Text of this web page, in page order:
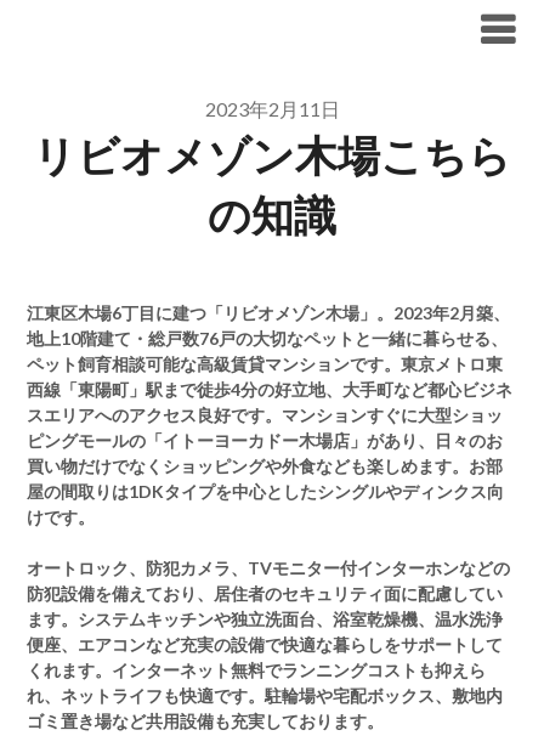
2023年2月11日
リビオメゾン木場こちら
の知識
江東区木場6丁目に建つ「リビオメゾン木場」。2023年2月築、
地上10階建て・総戸数76戸の大切なペットと一緒に暮らせる、
ペット飼育相談可能な高級賃貸マンションです。東京メトロ東
西線「東陽町」駅まで徒歩4分の好立地、大手町など都心ビジネ
スエリアへのアクセス良好です。マンションすぐに大型ショッ
ピングモールの「イトーヨーカドー木場店」があり、日々のお
買い物だけでなくショッピングや外食なども楽しめます。お部
屋の間取りは1DKタイプを中心としたシングルやディンクス向
けです。
オートロック、防犯カメラ、TVモニター付インターホンなどの
防犯設備を備えており、居住者のセキュリティ面に配慮してい
ます。システムキッチンや独立洗面台、浴室乾燥機、温水洗浄
便座、エアコンなど充実の設備で快適な暮らしをサポートして
くれます。インターネット無料でランニングコストも抑えら
れ、ネットライフも快適です。駐輪場や宅配ボックス、敷地内
ゴミ置き場など共用設備も充実しております。